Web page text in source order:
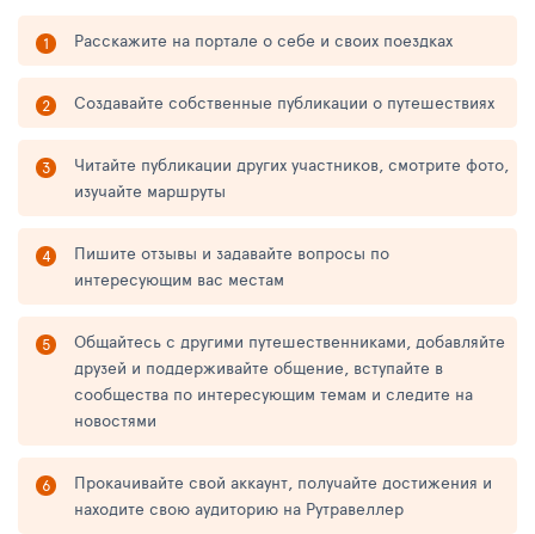
Расскажите на портале о себе и своих поездках
Создавайте собственные публикации о путешествиях
Читайте публикации других участников, смотрите фото,
изучайте маршруты
Пишите отзывы и задавайте вопросы по
интересующим вас местам
Общайтесь с другими путешественниками, добавляйте
друзей и поддерживайте общение, вступайте в
сообщества по интересующим темам и следите на
новостями
Прокачивайте свой аккаунт, получайте достижения и
находите свою аудиторию на Рутравеллер